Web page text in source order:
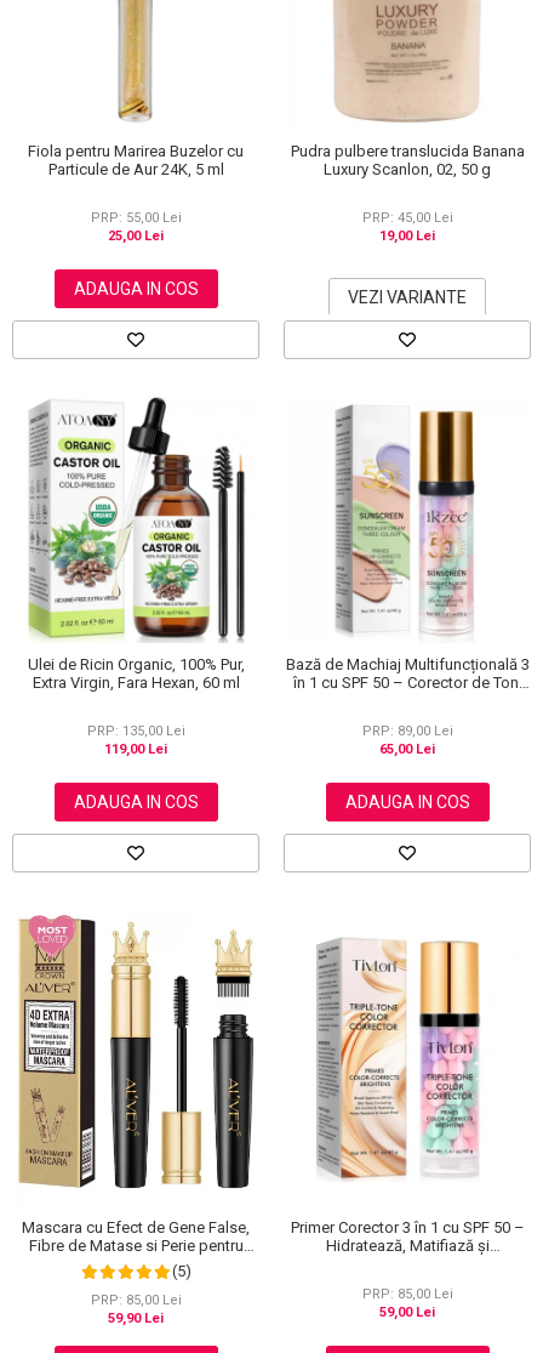
Scrub / Balsam de buze
Netestate pe Animale
Fiola pentru Marirea Buzelor cu
Particule de Aur 24K, 5 ml
PRP: 55,00 Lei
25,00 Lei
ADAUGA IN COS
Pudra pulbere translucida Banana
Luxury Scanlon, 02, 50 g
PRP: 45,00 Lei
19,00 Lei
VEZI VARIANTE
Ulei de Ricin Organic, 100% Pur,
Extra Virgin, Fara Hexan, 60 ml
PRP: 135,00 Lei
119,00 Lei
ADAUGA IN COS
Bază de Machiaj Multifuncțională 3
în 1 cu SPF 50 – Corector de Ton,
PRP: 89,00 Lei
65,00 Lei
ADAUGA IN COS
Mascara cu Efect de Gene False,
Fibre de Matase si Perie pentru
Curbare, Aliver 4D Extra Volume,
Waterproof, Negru,10 g
(5)
PRP: 85,00 Lei
59,90 Lei
Primer Corector 3 în 1 cu SPF 50 –
Hidratează, Matifiază și
PRP: 85,00 Lei
59,00 Lei